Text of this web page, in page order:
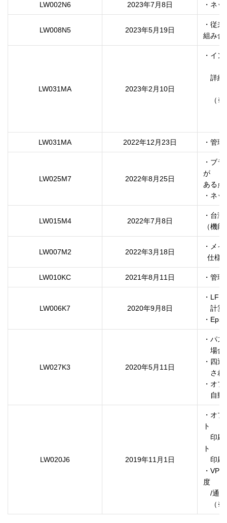
LW002N6 2023年7月8日 ・ネ
LW008N5 2023年5月19日
・従
組み合
LW031MA 2023年2月10日
・イ
詳細
（
LW031MA 2022年12月23日 ・管
LW025M7 2022年8月25日
・ブ
が
ある点
・ネ
LW015M4 2022年7月8日
・台
（機
LW007M2 2022年3月18日
・メ
仕
LW010KC 2021年8月11日 ・管
LW006K7 2020年9月8日
・
計算
・
LW027K3 2020年5月11日
・パ
場合
・四
され
・オ
自動
LW020J6 2019年11月1日
・オ
ト
印刷
ト
印刷
・
度
/通信
（※